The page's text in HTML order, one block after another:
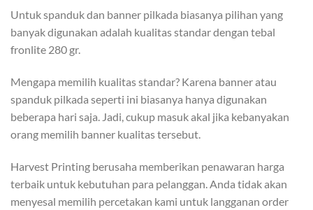
Untuk spanduk dan banner pilkada biasanya pilihan yang
banyak digunakan adalah kualitas standar dengan tebal
fronlite 280 gr.
Mengapa memilih kualitas standar? Karena banner atau
spanduk pilkada seperti ini biasanya hanya digunakan
beberapa hari saja. Jadi, cukup masuk akal jika kebanyakan
orang memilih banner kualitas tersebut.
Harvest Printing berusaha memberikan penawaran harga
terbaik untuk kebutuhan para pelanggan. Anda tidak akan
menyesal memilih percetakan kami untuk langganan order